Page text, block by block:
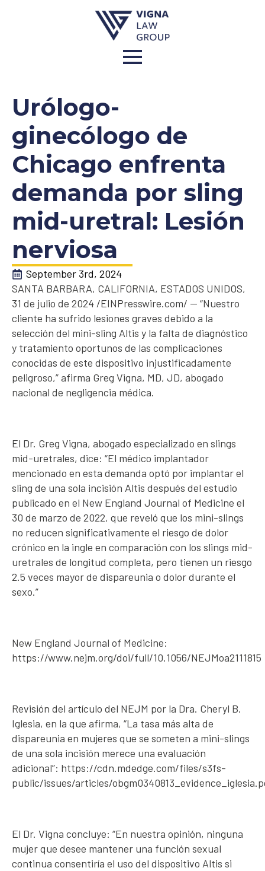
Urólogo-
ginecólogo de
Chicago enfrenta
demanda por sling
mid-uretral: Lesión
nerviosa
September 3rd, 2024
SANTA BARBARA, CALIFORNIA, ESTADOS UNIDOS,
31 de julio de 2024 /EINPresswire.com/ — “Nuestro
cliente ha sufrido lesiones graves debido a la
selección del mini-sling Altis y la falta de diagnóstico
y tratamiento oportunos de las complicaciones
conocidas de este dispositivo injustificadamente
peligroso,” afirma Greg Vigna, MD, JD, abogado
nacional de negligencia médica.
El Dr. Greg Vigna, abogado especializado en slings
mid-uretrales, dice: “El médico implantador
mencionado en esta demanda optó por implantar el
sling de una sola incisión Altis después del estudio
publicado en el New England Journal of Medicine el
30 de marzo de 2022, que reveló que los mini-slings
no reducen significativamente el riesgo de dolor
crónico en la ingle en comparación con los slings mid-
uretrales de longitud completa, pero tienen un riesgo
2.5 veces mayor de dispareunia o dolor durante el
sexo.”
New England Journal of Medicine:
https://www.nejm.org/doi/full/10.1056/NEJMoa2111815
Revisión del artículo del NEJM por la Dra. Cheryl B.
Iglesia, en la que afirma, “La tasa más alta de
dispareunia en mujeres que se someten a mini-slings
de una sola incisión merece una evaluación
adicional”: https://cdn.mdedge.com/files/s3fs-
public/issues/articles/
El Dr. Vigna concluye: “En nuestra opinión, ninguna
mujer que desee mantener una función sexual
continua consentiría el uso del dispositivo Altis si